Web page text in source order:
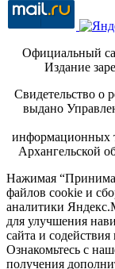
Официальный
Издание
Свидетельство о
выдано
информационных
Архангельской
Нажимая
файлов cookie и
аналитики
для улучшения
сайта и
Ознакомьтесь с
получения